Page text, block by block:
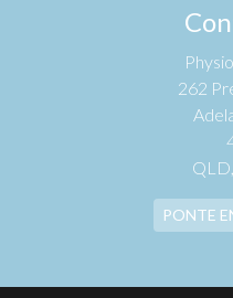
262
PONTE